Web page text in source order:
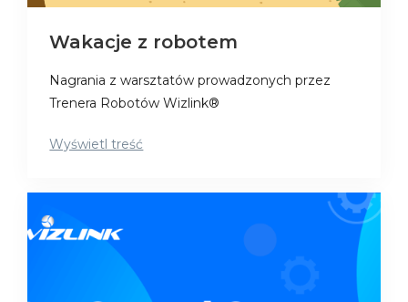
Wakacje z robotem
Nagrania z warsztatów prowadzonych przez
Trenera Robotów Wizlink®
Wyświetl treść